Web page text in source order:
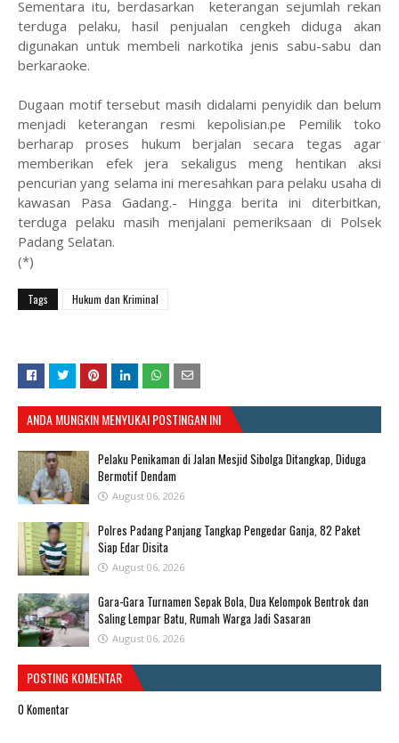
Sementara itu, berdasarkan keterangan sejumlah rekan
terduga pelaku, hasil penjualan cengkeh diduga akan
digunakan untuk membeli narkotika jenis sabu-sabu dan
berkaraoke.
Dugaan motif tersebut masih didalami penyidik dan belum
menjadi keterangan resmi kepolisian.pe Pemilik toko
berharap proses hukum berjalan secara tegas agar
memberikan efek jera sekaligus meng hentikan aksi
pencurian yang selama ini meresahkan para pelaku usaha di
kawasan Pasa Gadang.- Hingga berita ini diterbitkan,
terduga pelaku masih menjalani pemeriksaan di Polsek
Padang Selatan.
(*)
Tags Hukum dan Kriminal
ANDA MUNGKIN MENYUKAI POSTINGAN INI
Pelaku Penikaman di Jalan Mesjid Sibolga Ditangkap, Diduga
Bermotif Dendam
August 06, 2026
Polres Padang Panjang Tangkap Pengedar Ganja, 82 Paket
Siap Edar Disita
August 06, 2026
Gara-Gara Turnamen Sepak Bola, Dua Kelompok Bentrok dan
Saling Lempar Batu, Rumah Warga Jadi Sasaran
August 06, 2026
POSTING KOMENTAR
0 Komentar